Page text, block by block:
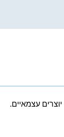
עצמאיים.